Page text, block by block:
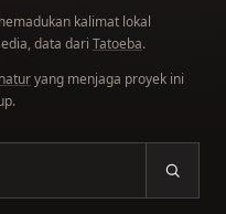
kalimat lokal
data dari Tatoeba.
yang menjaga proyek ini